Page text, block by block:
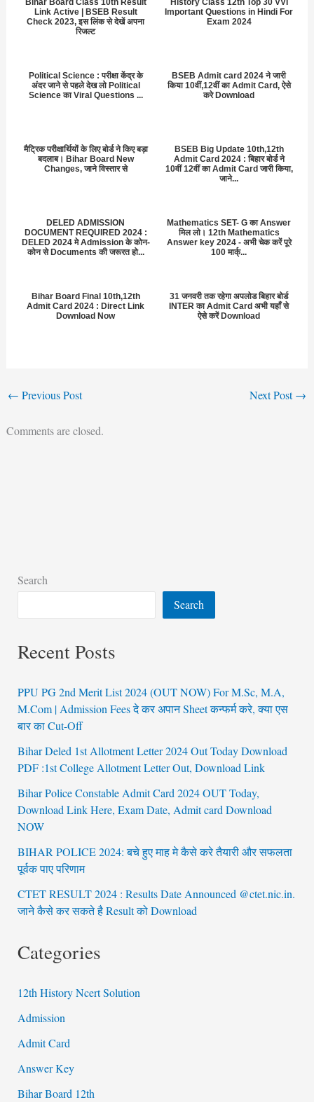
Bihar Board Class 10th Result
Link Active | BSEB Result
Check 2023, इस लिंक से देखें अपना
रिजल्ट
History Class 12th Top 30 VVI
Important Questions in Hindi For
Exam 2024
Political Science : परीक्षा केंद्र के
अंदर जाने से पहले देख लो Political
Science का Viral Questions ...
BSEB Admit card 2024 ने जारी
किया 10वीं,12वीं का Admit Card, ऐसे
करे Download
मैट्रिक परीक्षार्थियों के लिए बोर्ड ने किए बड़ा
बदलाब। Bihar Board New
Changes, जाने विस्तार से
BSEB Big Update 10th,12th
Admit Card 2024 : बिहार बोर्ड ने
10वीं 12वीं का Admit Card जारी किया,
जाने...
DELED ADMISSION
DOCUMENT REQUIRED 2024 :
DELED 2024 मे Admission के कोन-
कोन से Documents की जरूरत हो...
Mathematics SET- G का Answer
मिल लो। 12th Mathematics
Answer key 2024 - अभी चेक करें पूरे
100 मार्क्...
Bihar Board Final 10th,12th
Admit Card 2024 : Direct Link
Download Now
31 जनवरी तक रहेगा अपलोड बिहार बोर्ड
INTER का Admit Card अभी यहाँ से
ऐसे करें Download
← Previous Post Next Post→
Comments are closed.
Search
Search
Recent Posts
PPU PG 2nd Merit List 2024 (OUT NOW) For M.Sc, M.A,
M.Com | Admission Fees दे कर अपान Sheet कन्फर्म करे, क्या एस
बार का Cut-Off
Bihar Deled 1st Allotment Letter 2024 Out Today Download
PDF :1st College Allotment Letter Out, Download Link
Bihar Police Constable Admit Card 2024 OUT Today,
Download Link Here, Exam Date, Admit card Download
NOW
BIHAR POLICE 2024: बचे हुए माह मे कैसे करे तैयारी और सफलता
पूर्वक पाए परिणाम
CTET RESULT 2024 : Results Date Announced @ctet.nic.in.
जाने कैसे कर सकते है Result को Download
Categories
12th History Ncert Solution
Admission
Admit Card
Answer Key
Bihar Board 12th